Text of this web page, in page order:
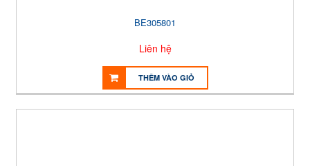
BE305801
Liên hệ
THÊM VÀO GIỎ